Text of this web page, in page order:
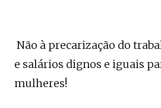
Não à precarização do
e salários dignos e iguais
mulheres!